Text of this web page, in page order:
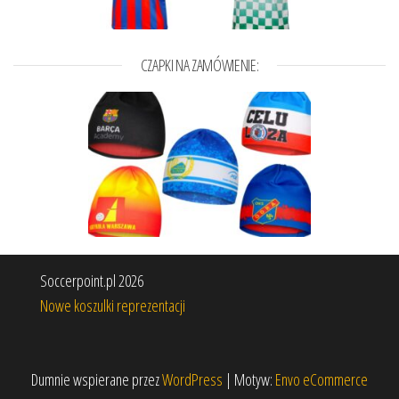
CZAPKI NA ZAMÓWIENIE:
Soccerpoint.pl 2026
Nowe koszulki reprezentacji
Dumnie wspierane przezWordPress | Motyw: Envo eCommerce